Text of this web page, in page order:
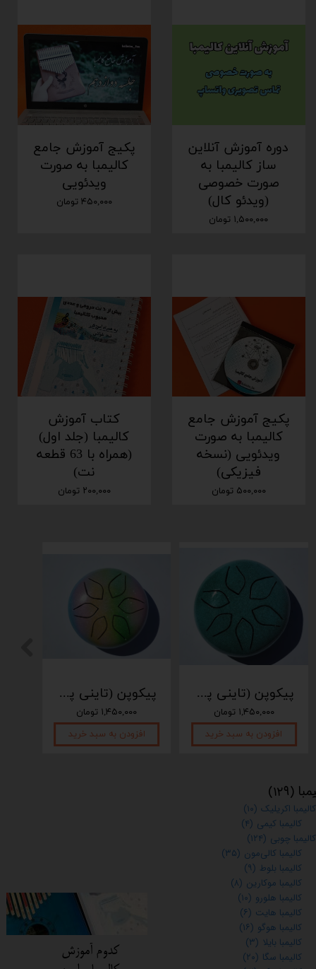
دوره آموزش آنلاین
ساز کالیمبا به
صورت خصوصی
(ویدئو کال)
۱,۵۰۰,۰۰۰ تومان
پکیج آموزش جامع
کالیمبا به صورت
ویدئویی
۴۵۰,۰۰۰ تومان
پکیج آموزش جامع
کالیمبا به صورت
ویدئویی (نسخه
فیزیکی)
۵۰۰,۰۰۰ تومان
کتاب آموزش
کالیمبا (جلد اول)
(همراه با 63 قطعه
نت)
۲۰۰,۰۰۰ تومان
(۱۲۹)
کالیمبا اکریلیک (۱۰)
کالیمبا کیمی (۴)
کالیمبا چوبی (۱۲۴)
کالیمبا کالی‌مون (۳۵)
کالیمبا بلوط (۹)
کالیمبا موکارین (۸)
کالیمبا هلورو (۱۰)
کالیمبا هایت (۶)
کالیمبا هوگو (۱۶)
کالیمبا بایلا (۳)
کالیمبا سگا (۲۰)
پیکوپن (تاینی پن) 6 نت برند دلکو
۱,۴۵۰,۰۰۰ تومان
افزودن به سبد خرید
پیکوپن (تاینی پن) 6 نت برند دلکو
۱,۴۵۰,۰۰۰ تومان
افزودن به سبد خرید
کدوم آموزش